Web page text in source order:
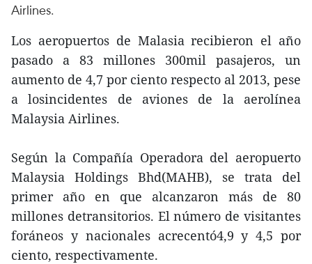
Airlines.
Los aeropuertos de Malasia recibieron el año
pasado a 83 millones 300mil pasajeros, un
aumento de 4,7 por ciento respecto al 2013, pese
a losincidentes de aviones de la aerolínea
Malaysia Airlines.
Según la Compañía Operadora del aeropuerto
Malaysia Holdings Bhd(MAHB), se trata del
primer año en que alcanzaron más de 80
millones detransitorios. El número de visitantes
foráneos y nacionales acrecentó4,9 y 4,5 por
ciento, respectivamente.